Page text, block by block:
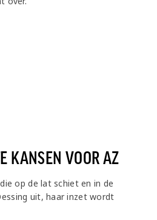
KANSEN VOOR AZ
op de lat schiet en in de
uit, haar inzet wordt